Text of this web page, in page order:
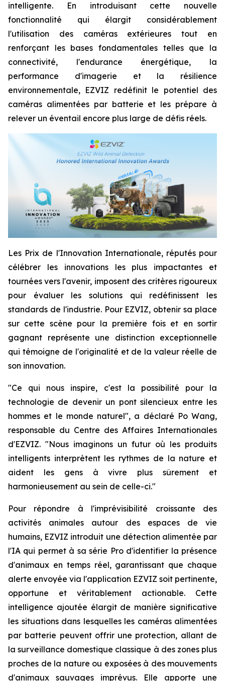
intelligente. En introduisant cette nouvelle
fonctionnalité qui élargit considérablement
l'utilisation des caméras extérieures tout en
renforçant les bases fondamentales telles que la
connectivité, l'endurance énergétique, la
performance d'imagerie et la résilience
environnementale, EZVIZ redéfinit le potentiel des
caméras alimentées par batterie et les prépare à
relever un éventail encore plus large de défis réels.
Les Prix de l'Innovation Internationale, réputés pour
célébrer les innovations les plus impactantes et
tournées vers l'avenir, imposent des critères rigoureux
pour évaluer les solutions qui redéfinissent les
standards de l'industrie. Pour EZVIZ, obtenir sa place
sur cette scène pour la première fois et en sortir
gagnant représente une distinction exceptionnelle
qui témoigne de l'originalité et de la valeur réelle de
son innovation.
"Ce qui nous inspire, c'est la possibilité pour la
technologie de devenir un pont silencieux entre les
hommes et le monde naturel", a déclaré Po Wang,
responsable du Centre des Affaires Internationales
d'EZVIZ. "Nous imaginons un futur où les produits
intelligents interprètent les rythmes de la nature et
aident les gens à vivre plus sûrement et
harmonieusement au sein de celle-ci."
Pour répondre à l'imprévisibilité croissante des
activités animales autour des espaces de vie
humains, EZVIZ introduit une détection alimentée par
l'IA qui permet à sa série Pro d'identifier la présence
d'animaux en temps réel, garantissant que chaque
alerte envoyée via l'application EZVIZ soit pertinente,
opportune et véritablement actionable. Cette
intelligence ajoutée élargit de manière significative
les situations dans lesquelles les caméras alimentées
par batterie peuvent offrir une protection, allant de
la surveillance domestique classique à des zones plus
proches de la nature ou exposées à des mouvements
d'animaux sauvages imprévus. Elle apporte une